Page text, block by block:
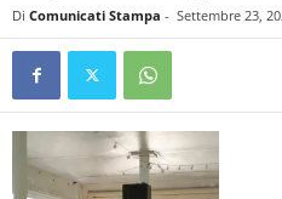
Di Comunicati Stampa - Settembre 23,